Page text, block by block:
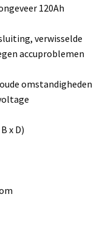
120Ah
verwisselde
accuproblemen
omstandigheden
x D)